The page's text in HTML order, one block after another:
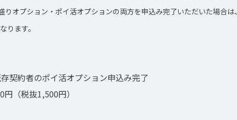
りオプション・ポイ活オプションの両方を申込み完了いただいた場合は、
ります。
契約者のポイ活オプション申込み完了
（税抜1,500円）